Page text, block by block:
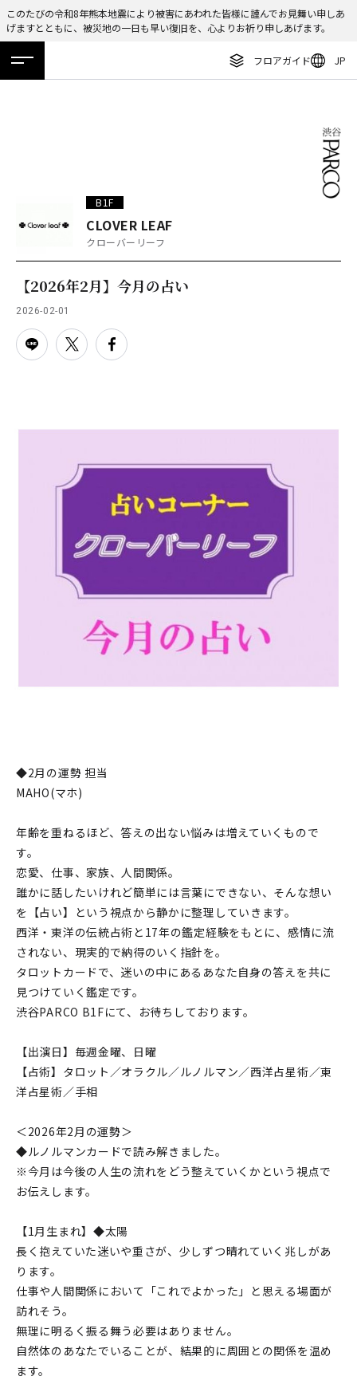
このたびの令和8年熊本地震により被害にあわれた皆様に謹んでお見舞い申しあ
げますとともに、被災地の一日も早い復旧を、心よりお祈り申しあげます。
フロアガイド JP
ホーム 特集 ニュース イベント アクセス
TAX FREE
DELIVERY SERVICES
PARCOメンバーズ
ENGLISH
繁体字
B1F
CLOVER LEAF
クローバーリーフ
【2026年2月】今月の占い
2026-02-01
◆2月の運勢 担当
MAHO(マホ)
年齢を重ねるほど、答えの出ない悩みは増えていくもので
す。
恋愛、仕事、家族、人間関係。
誰かに話したいけれど簡単には言葉にできない、そんな想い
を【占い】という視点から静かに整理していきます。
西洋・東洋の伝統占術と17年の鑑定経験をもとに、感情に流
されない、現実的で納得のいく指針を。
タロットカードで、迷いの中にあるあなた自身の答えを共に
見つけていく鑑定です。
渋谷PARCO B1Fにて、お待ちしております。
【出演日】毎週金曜、日曜
【占術】タロット／オラクル／ルノルマン／西洋占星術／東
洋占星術／手相
＜2026年2月の運勢＞
◆ルノルマンカードで読み解きました。
※今月は今後の人生の流れをどう整えていくかという視点で
お伝えします。
【1月生まれ】◆太陽
長く抱えていた迷いや重さが、少しずつ晴れていく兆しがあ
ります。
仕事や人間関係において「これでよかった」と思える場面が
訪れそう。
無理に明るく振る舞う必要はありません。
自然体のあなたでいることが、結果的に周囲との関係を温め
ます。